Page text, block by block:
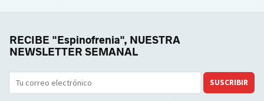
RECIBE "Espinofrenia", NUESTRA
NEWSLETTER SEMANAL
SUSCRIBIR